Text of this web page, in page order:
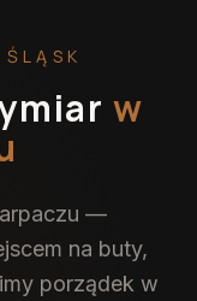
w
—
na buty,
porządek w